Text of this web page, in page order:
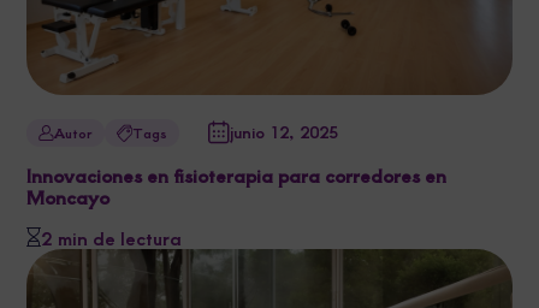
Autor Tags junio 12, 2025
Innovaciones en fisioterapia para corredores en
Moncayo
2 min de lectura